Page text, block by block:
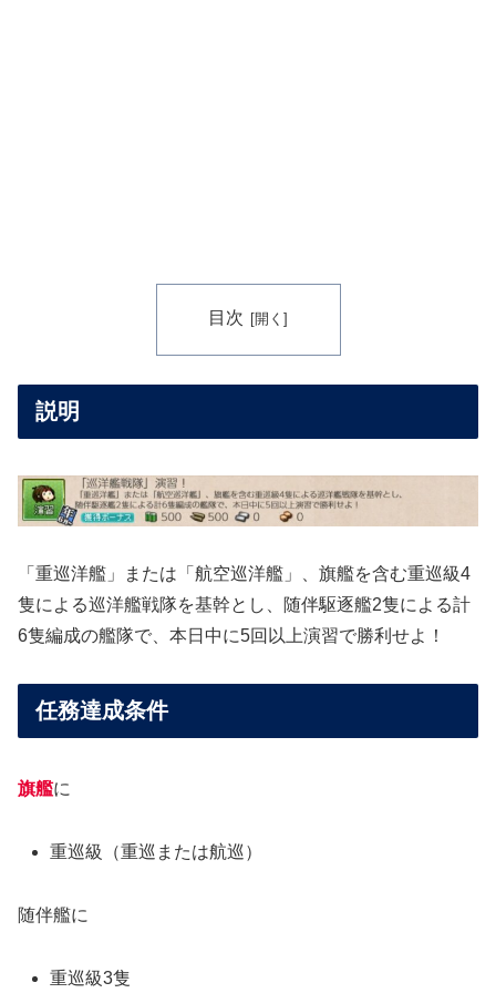
目次
説明
「重巡洋艦」または「航空巡洋艦」、旗艦を含む重巡級4
隻による巡洋艦戦隊を基幹とし、随伴駆逐艦2隻による計
6隻編成の艦隊で、本日中に5回以上演習で勝利せよ！
任務達成条件
旗艦に
重巡級（重巡または航巡）
随伴艦に
重巡級3隻